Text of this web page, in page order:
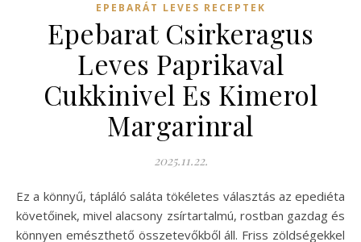
EPEBARÁT LEVES RECEPTEK
Epebarat Csirkeragus
Leves Paprikaval
Cukkinivel Es Kimerol
Margarinral
2025.11.22.
Ez a könnyű, tápláló saláta tökéletes választás az epediéta
követőinek, mivel alacsony zsírtartalmú, rostban gazdag és
könnyen emészthető összetevőkből áll. Friss zöldségekkel